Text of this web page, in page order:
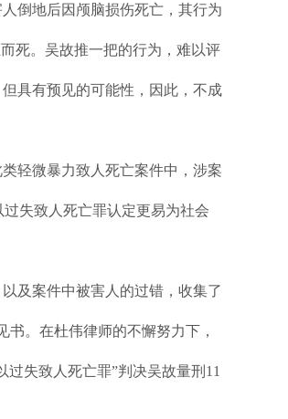
倒地后因颅脑损伤死亡，其行为
死。吴故推一把的行为，难以评
具有预见的可能性，因此，不成
轻微暴力致人死亡案件中，涉案
失致人死亡罪认定更易为社会
及案件中被害人的过错，收集了
。在杜伟律师的不懈努力下，
失致人死亡罪”判决吴故量刑11